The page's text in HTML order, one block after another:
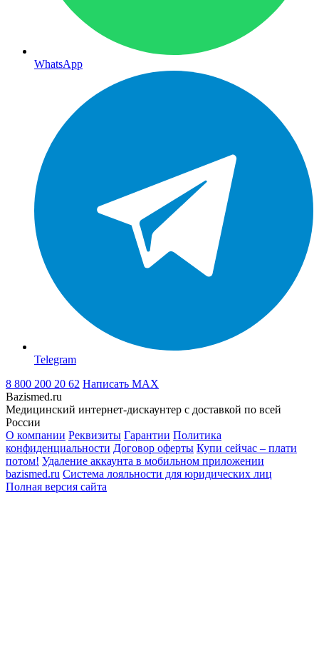
WhatsApp
Telegram
8 800 200 20 62 Написать MAX
Bazismed.ru
Медицинский интернет-дискаунтер с доставкой по всей
России
О компании Реквизиты Гарантии Политика
конфиденциальности Договор оферты Купи сейчас – плати
потом! Удаление аккаунта в мобильном приложении
bazismed.ru Система лояльности для юридических лиц
Полная версия сайта